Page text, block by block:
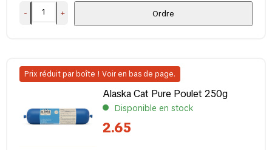
- + Ordre
Prix réduit par boîte ! Voir en bas de page.
Alaska Cat Pure Poulet 250g
Disponible en stock
2.65